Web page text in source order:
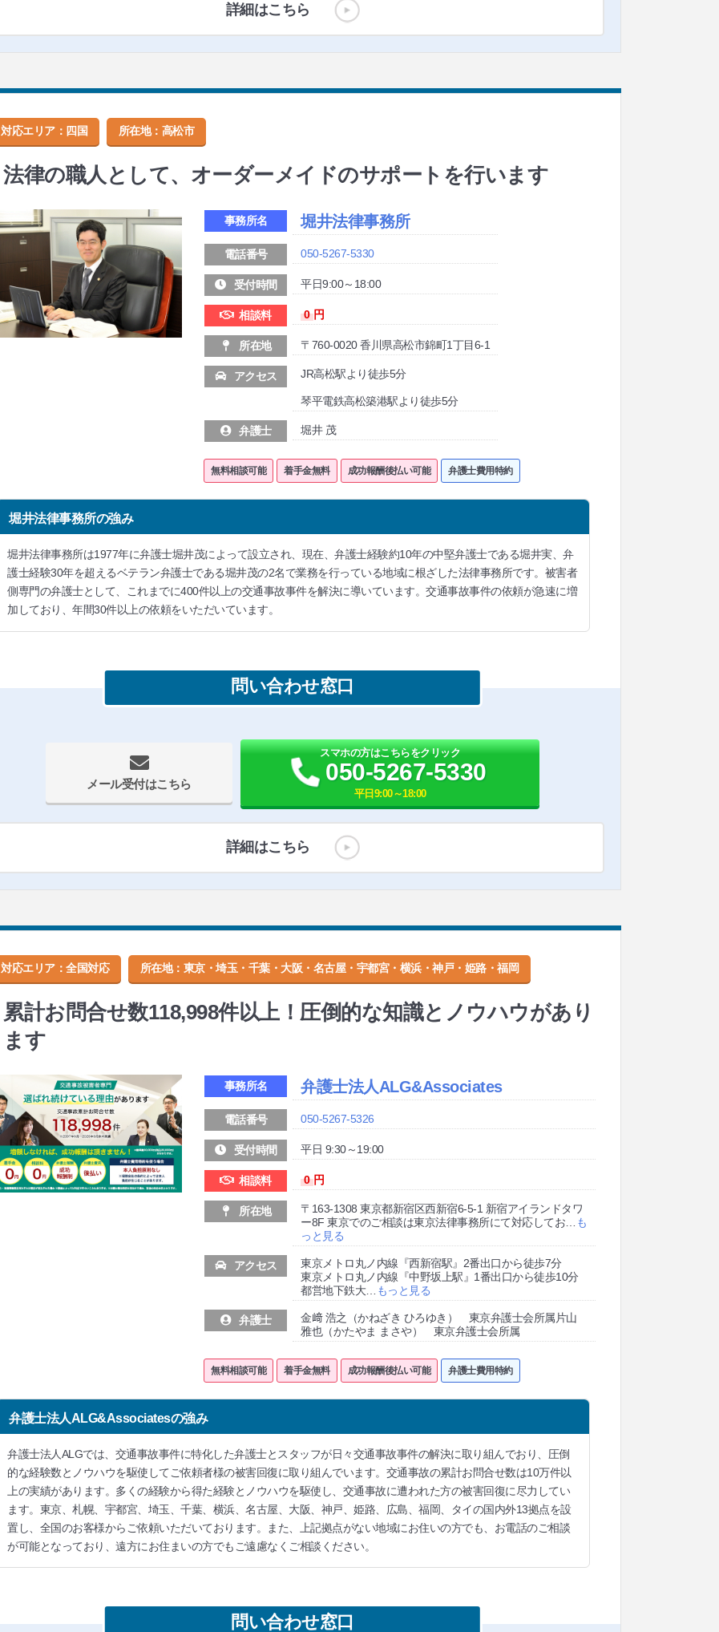
詳細はこちら
対応エリア：四国 所在地： 高松市
法律の職人として、オーダーメイドのサポートを行います
事務所名 堀井法律事務所
電話番号 050-5267-5330
受付時間 平日9:00～18:00
相談料 0 円
所在地 〒760-0020 香川県高松市錦町1丁目6-1
アクセス JR高松駅より徒歩5分
琴平電鉄高松築港駅より徒歩5分
弁護士 堀井 茂
無料相談可能 着手金無料 成功報酬後払い可能 弁護士費用特約
堀井法律事務所の強み
堀井法律事務所は1977年に弁護士堀井茂によって設立され、現在、弁護士経験約10年の中堅弁護士である堀井実、弁
護士経験30年を超えるベテラン弁護士である堀井茂の2名で業務を行っている地域に根ざした法律事務所です。被害者
側専門の弁護士として、これまでに400件以上の交通事故事件を解決に導いています。交通事故事件の依頼が急速に増
加しており、年間30件以上の依頼をいただいています。
問い合わせ窓口
メール受付はこちら
スマホの方はこちらをクリック
050-5267-5330
平日9:00～18:00
詳細はこちら
対応エリア：全国対応 所在地： 東京・埼玉・千葉・大阪・名古屋・宇都宮・横浜・神戸・姫路・福岡
累計お問合せ数118,998件以上！圧倒的な知識とノウハウがあり
ます
事務所名 弁護士法人ALG&Associates
電話番号 050-5267-5326
受付時間 平日 9:30～19:00
相談料 0 円
所在地
〒163-1308 東京都新宿区西新宿6-5-1 新宿アイランドタワ
ー8F 東京でのご相談は東京法律事務所にて対応してお
も
っと見る
アクセス
東京メトロ丸ノ内線『西新宿駅』2番出口から徒歩7分
東京メトロ丸ノ内線『中野坂上駅』1番出口から徒歩10分
都営地下鉄大… もっと見る
弁護士
金﨑 浩之（かねざき ひろゆき） 東京弁護士会所属片山
雅也（かたやま まさや） 東京弁護士会所属
無料相談可能 着手金無料 成功報酬後払い可能 弁護士費用特約
弁護士法人ALG&Associatesの強み
弁護士法人ALGでは、交通事故事件に特化した弁護士とスタッフが日々交通事故事件の解決に取り組んでおり、圧倒
的な経験数とノウハウを駆使してご依頼者様の被害回復に取り組んでいます。交通事故の累計お問合せ数は10万件以
上の実績があります。多くの経験から得た経験とノウハウを駆使し、交通事故に遭われた方の被害回復に尽力してい
ます。東京、札幌、宇都宮、埼玉、千葉、横浜、名古屋、大阪、神戸、姫路、広島、福岡、タイの国内外13拠点を設
置し、全国のお客様からご依頼いただいております。また、上記拠点がない地域にお住いの方でも、お電話のご相談
が可能となっており、遠方にお住まいの方でもご遠慮なくご相談ください。
問い合わせ窓口